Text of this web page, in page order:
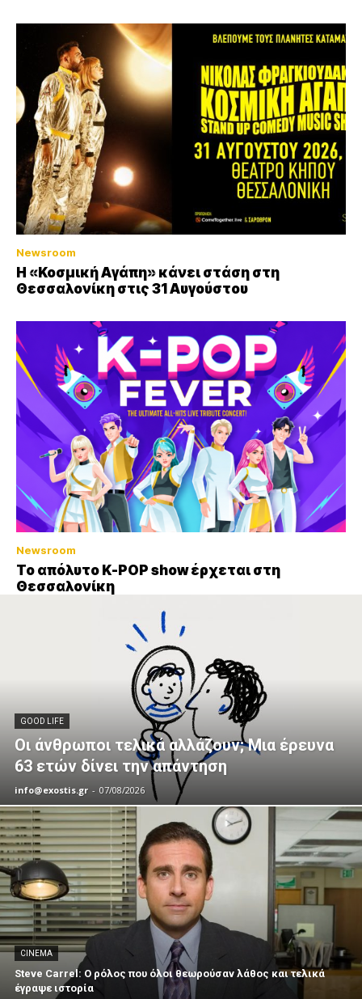
Newsroom
Η «Κοσμική Αγάπη» κάνει στάση στη
Θεσσαλονίκη στις 31 Αυγούστου
Newsroom
Το απόλυτο K-POP show έρχεται στη
Θεσσαλονίκη
GOOD LIFE
Οι άνθρωποι τελικά αλλάζουν; Μια έρευνα
63 ετών δίνει την απάντηση
info@exostis.gr - 07/08/2026
CINEMA
Steve Carrel: Ο ρόλος που όλοι θεωρούσαν λάθος και τελικά
έγραψε ιστορία